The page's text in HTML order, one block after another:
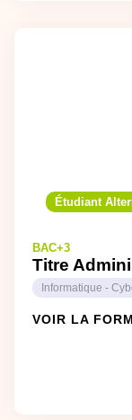
Étudiant
BAC+3
Titre
Informatique -
VOIR LA